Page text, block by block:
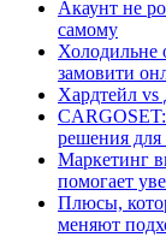
Акаунт не
самому
Холодильне
замовити
Хардтейл vs
решения для
Маркетинг
помогает
Плюсы,
меняют